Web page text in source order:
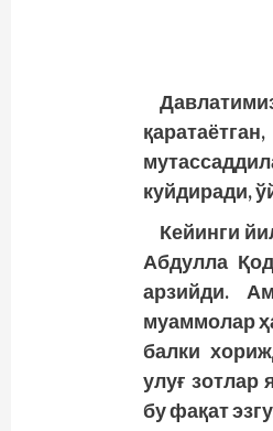
куйдиради,
Кейинги
Абдулла
арзийди.
муаммолар
балки
улуғ зотлар
бу фақат